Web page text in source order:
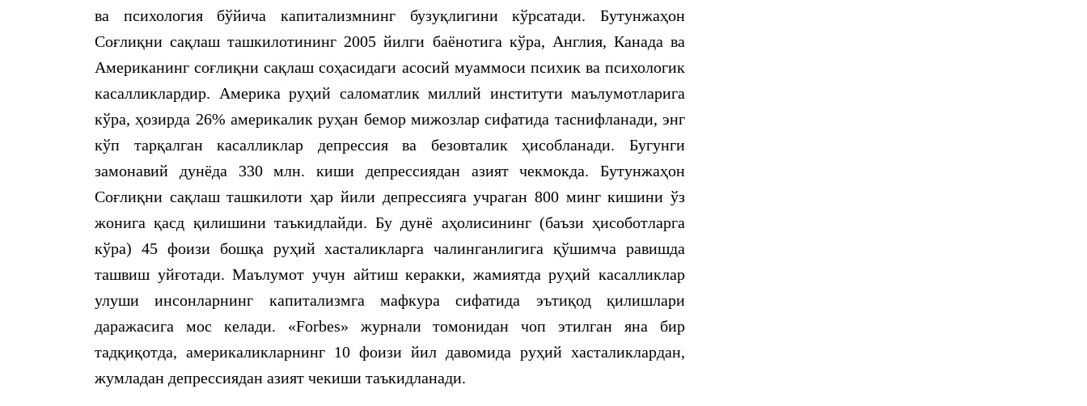
ва психология бўйича капитализмнинг бузуқлигини кўрсатади. Бутунжаҳон
Соғлиқни сақлаш ташкилотининг 2005 йилги баёнотига кўра, Англия, Канада ва
Американинг соғлиқни сақлаш соҳасидаги асосий муаммоси психик ва психологик
касалликлардир. Америка руҳий саломатлик миллий институти маълумотларига
кўра, ҳозирда 26% америкалик руҳан бемор мижозлар сифатида таснифланади, энг
кўп тарқалган касалликлар депрессия ва безовталик ҳисобланади. Бугунги
замонавий дунёда 330 млн. киши депрессиядан азият чекмокда. Бутунжаҳон
Соғлиқни сақлаш ташкилоти ҳар йили депрессияга учраган 800 минг кишини ўз
жонига қасд қилишини таъкидлайди. Бу дунё аҳолисининг (баъзи ҳисоботларга
кўра) 45 фоизи бошқа руҳий хасталикларга чалинганлигига қўшимча равишда
ташвиш уйғотади. Маълумот учун айтиш керакки, жамиятда руҳий касалликлар
улуши инсонларнинг капитализмга мафкура сифатида эътиқод қилишлари
даражасига мос келади. «Forbes» журнали томонидан чоп этилган яна бир
тадқиқотда, америкаликларнинг 10 фоизи йил давомида руҳий хасталиклардан,
жумладан депрессиядан азият чекиши таъкидланади.